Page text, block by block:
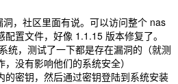
，社区里面有说。可以访问整个 nas
置文件，好像 1.1.15 版本修复了。
统，测试了一下都是存在漏洞的（就测
没有影响他们的系统安全）
的密钥，然后通过密钥登陆到系统安装